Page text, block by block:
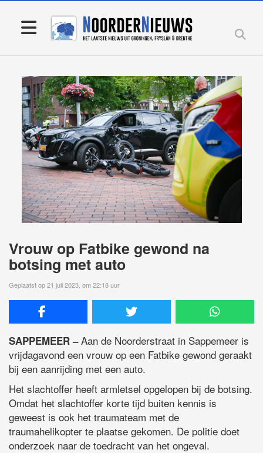
Vrouw op Fatbike gewond na
botsing met auto
Geplaatst op 21 juli 2023, om 22:18 uur
SAPPEMEER –Aan de Noorderstraat in Sappemeer is
vrijdagavond een vrouw op een Fatbike gewond geraakt
bij een aanrijding met een auto.
Het slachtoffer heeft armletsel opgelopen bij de botsing.
Omdat het slachtoffer korte tijd buiten kennis is
geweest is ook het traumateam met de
traumahelikopter te plaatse gekomen. De politie doet
onderzoek naar de toedracht van het ongeval.